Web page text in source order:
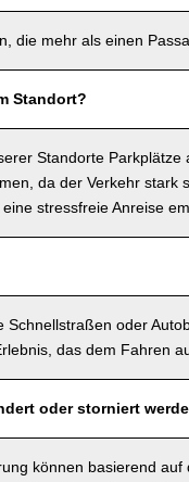
die mehr als einen
Standort?
Standorte
da der Verkehr
stressfreie Anreise
Schnellstraßen oder
das dem Fahren
oder storniert
können basierend